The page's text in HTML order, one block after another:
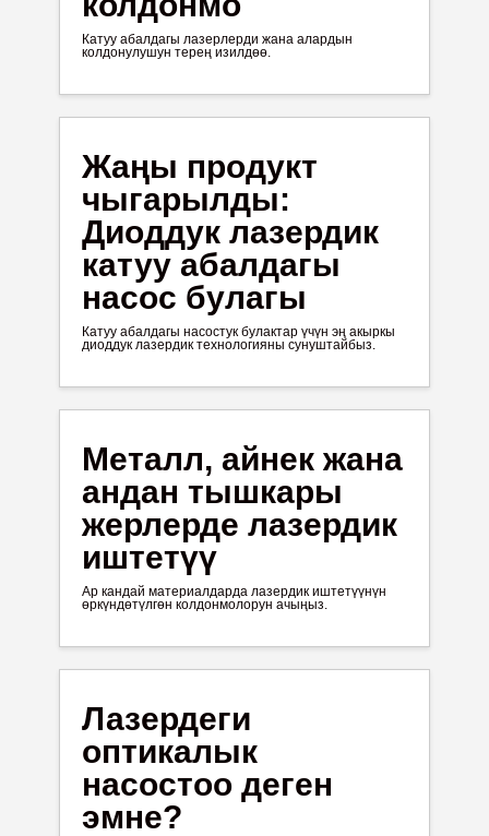
Катуу абалдагы лазерлерди жана алардын
колдонулушун терең изилдөө.
Жаңы продукт
чыгарылды:
Диоддук лазердик
катуу абалдагы
насос булагы
Катуу абалдагы насостук булактар ​​үчүн эң акыркы
диоддук лазердик технологияны сунуштайбыз.
Металл, айнек жана
андан тышкары
жерлерде лазердик
иштетүү
Ар кандай материалдарда лазердик иштетүүнүн
өркүндөтүлгөн колдонмолорун ачыңыз.
Лазердеги
оптикалык
насостоо деген
эмне?